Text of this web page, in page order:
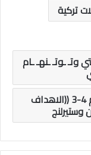
تركية
ـوتـ ـنهـ ـام
هداف مباراه مانشستر سيتي وتوتنهام 4-3 ((الاهداف
وستيرلنج